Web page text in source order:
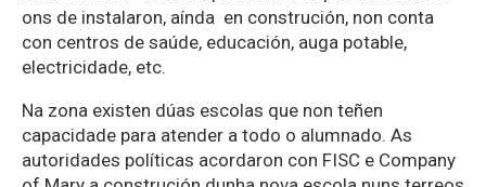
ons de instalaron, aínda en construción, non conta
con centros de saúde, educación, auga potable,
electricidade, etc.
Na zona existen dúas escolas que non teñen
capacidade para atender a todo o alumnado. As
autoridades políticas acordaron con FISC e Company